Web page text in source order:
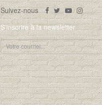
Suivez-nous
S'inscrire à la newsletter